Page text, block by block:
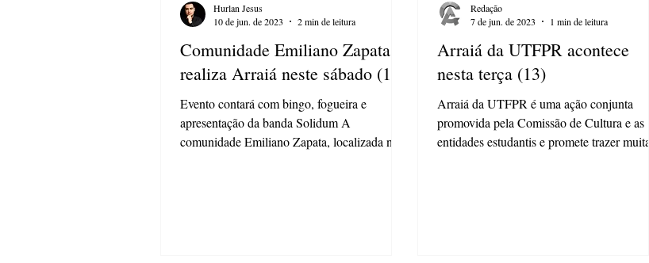
Comunidade Emiliano Zapata
realiza Arraiá neste sábado (10)
Evento contará com bingo, fogueira e
apresentação da banda Solidum A
comunidade Emiliano Zapata, localizada no
Hurlan Jesus
10 de jun. de 2023
2 min de leitura
Arraiá da UTFPR acontece
nesta terça (13)
Arraiá da UTFPR é uma ação conjunta
promovida pela Comissão de Cultura e as
entidades estudantis e promete trazer muitas
Redação
7 de jun. de 2023
1 min de leitura